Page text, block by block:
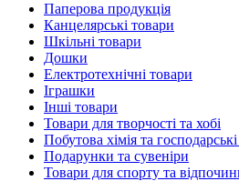
Паперова продукція
Канцелярські товари
Шкільні товари
Дошки
Електротехнічні товари
Іграшки
Інші товари
Товари для творчості та хобі
Побутова хімія та
Подарунки та сувеніри
Товари для спорту та